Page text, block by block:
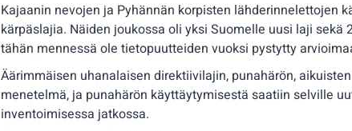
Kajaanin nevojen ja Pyhännän korpisten lähderinnelettojen
kärpäslajia. Näiden joukossa oli yksi Suomelle uusi laji sekä
tähän mennessä ole tietopuutteiden vuoksi pystytty
Äärimmäisen uhanalaisen direktiivilajin, punahärön,
menetelmä, ja punahärön käyttäytymisestä saatiin selville
inventoimisessa jatkossa.